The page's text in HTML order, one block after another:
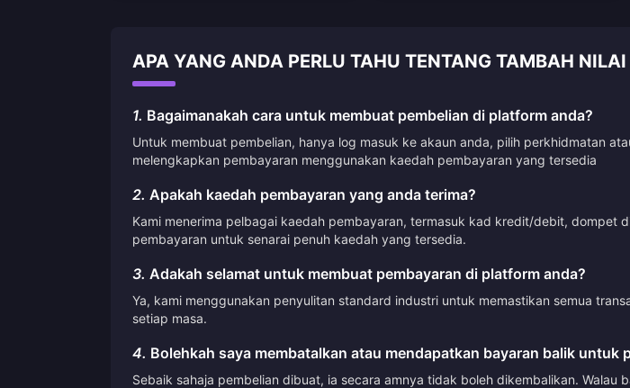
APA YANG ANDA PERLU TAHU TENTANG TAMBAH
1. Bagaimanakah cara untuk membuat pembelian di platform anda?
Untuk membuat pembelian, hanya log masuk ke akaun anda, pilih perkhidmatan
melengkapkan pembayaran menggunakan kaedah pembayaran yang tersedia
2. Apakah kaedah pembayaran yang anda terima?
Kami menerima pelbagai kaedah pembayaran, termasuk kad kredit/debit, dompet
pembayaran untuk senarai penuh kaedah yang tersedia.
3. Adakah selamat untuk membuat pembayaran di platform anda?
Ya, kami menggunakan penyulitan standard industri untuk memastikan semua
setiap masa.
4. Bolehkah saya membatalkan atau mendapatkan bayaran balik untuk
Sebaik sahaja pembelian dibuat, ia secara amnya tidak boleh dikembalikan.